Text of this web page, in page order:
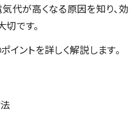
代が高くなる原因を知り、効
です。
イントを詳しく解説します。